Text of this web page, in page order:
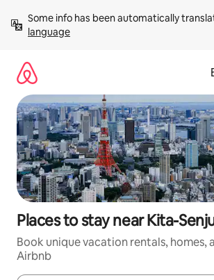
content
Some info has been automatically
language
Places to stay near Kita-
Book unique vacation rentals, homes,
Airbnb